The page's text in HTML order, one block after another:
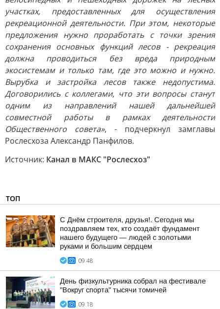
участках, предоставленных для осуществления
рекреационной деятельности. При этом, некоторые
предложения нужно проработать с точки зрения
сохранения основных функций лесов - рекреация
должна проводиться без вреда природным
экосистемам и только там, где это можно и нужно.
Вырубка и застройка лесов также недопустима.
Договорились с коллегами, что эти вопросы станут
одним из направлений нашей дальнейшей
совместной работы в рамках деятельности
Общественного совета», - подчеркнул замглавы
Рослесхоза Александр Панфилов.
Источник: Канал в МАКС "Рослесхоз"
ТОП
С Днём строителя, друзья!. Сегодня мы
поздравляем тех, кто создаёт фундамент
нашего будущего — людей с золотыми
руками и большим сердцем
09:48
День физкультурника собрал на фестивале
"Вокруг спорта" тысячи томичей
09:18